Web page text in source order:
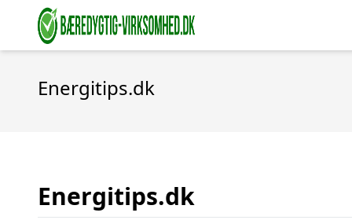
Energitips.dk
Energitips.dk